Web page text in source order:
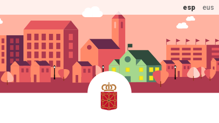
esp eus